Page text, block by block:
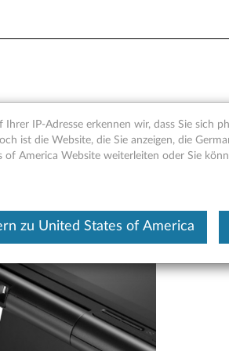
Modul -
Ihrer IP-Adresse erkennen wir, dass Sie sich
ist die Website, die Sie anzeigen, die
of America Website weiterleiten oder Sie
zu United States of America